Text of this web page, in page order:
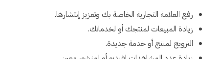
رفع العلامة التجارية الخاصة بك وتعزيز إنتشارها.
زيادة المبيعات لمنتجك أو لخدماتك.
الترويج لمنتج أو خدمة جديدة.